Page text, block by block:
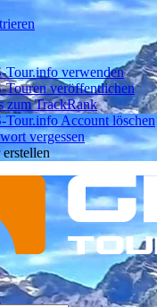
Tour.info verwenden
Touren veröffentlichen
zum TrackRank
Tour.info Account löschen
vergessen